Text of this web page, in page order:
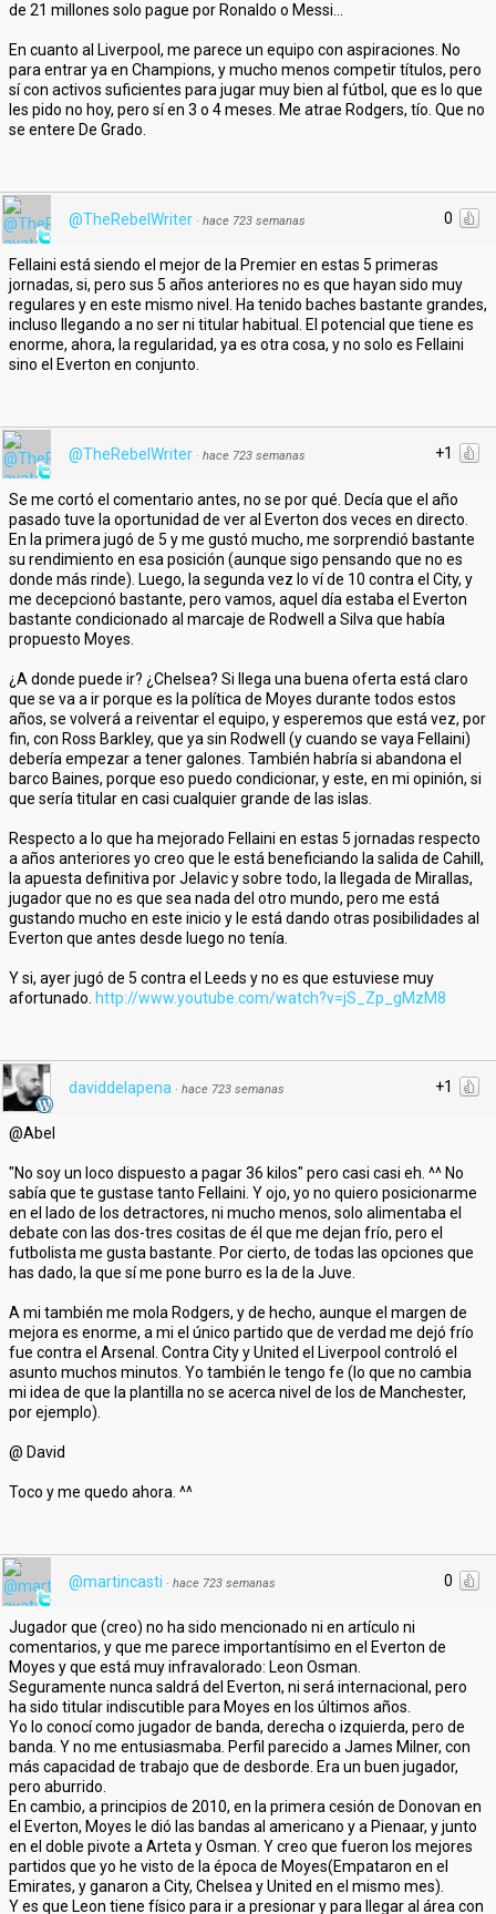
de 21 millones solo pague por Ronaldo o Messi...
En cuanto al Liverpool, me parece un equipo con aspiraciones. No
para entrar ya en Champions, y mucho menos competir títulos, pero
sí con activos suficientes para jugar muy bien al fútbol, que es lo que
les pido no hoy, pero sí en 3 o 4 meses. Me atrae Rodgers, tío. Que no
se entere De Grado.
0
@TheRebelWriter · hace 723 semanas
Fellaini está siendo el mejor de la Premier en estas 5 primeras
jornadas, si, pero sus 5 años anteriores no es que hayan sido muy
regulares y en este mismo nivel. Ha tenido baches bastante grandes,
incluso llegando a no ser ni titular habitual. El potencial que tiene es
enorme, ahora, la regularidad, ya es otra cosa, y no solo es Fellaini
sino el Everton en conjunto.
+1
@TheRebelWriter · hace 723 semanas
Se me cortó el comentario antes, no se por qué. Decía que el año
pasado tuve la oportunidad de ver al Everton dos veces en directo.
En la primera jugó de 5 y me gustó mucho, me sorprendió bastante
su rendimiento en esa posición (aunque sigo pensando que no es
donde más rinde). Luego, la segunda vez lo ví de 10 contra el City, y
me decepcionó bastante, pero vamos, aquel día estaba el Everton
bastante condicionado al marcaje de Rodwell a Silva que había
propuesto Moyes.
¿A donde puede ir? ¿Chelsea? Si llega una buena oferta está claro
que se va a ir porque es la política de Moyes durante todos estos
años, se volverá a reiventar el equipo, y esperemos que está vez, por
fin, con Ross Barkley, que ya sin Rodwell (y cuando se vaya Fellaini)
debería empezar a tener galones. También habría si abandona el
barco Baines, porque eso puedo condicionar, y este, en mi opinión, si
que sería titular en casi cualquier grande de las islas.
Respecto a lo que ha mejorado Fellaini en estas 5 jornadas respecto
a años anteriores yo creo que le está beneficiando la salida de Cahill,
la apuesta definitiva por Jelavic y sobre todo, la llegada de Mirallas,
jugador que no es que sea nada del otro mundo, pero me está
gustando mucho en este inicio y le está dando otras posibilidades al
Everton que antes desde luego no tenía.
Y si, ayer jugó de 5 contra el Leeds y no es que estuviese muy
afortunado. http://www.youtube.com/watch?v=jS_Zp_gMzM8
+1
daviddelapena · hace 723 semanas
@Abel
"No soy un loco dispuesto a pagar 36 kilos" pero casi casi eh. ^^ No
sabía que te gustase tanto Fellaini. Y ojo, yo no quiero posicionarme
en el lado de los detractores, ni mucho menos, solo alimentaba el
debate con las dos-tres cositas de él que me dejan frío, pero el
futbolista me gusta bastante. Por cierto, de todas las opciones que
has dado, la que sí me pone burro es la de la Juve.
A mi también me mola Rodgers, y de hecho, aunque el margen de
mejora es enorme, a mi el único partido que de verdad me dejó frío
fue contra el Arsenal. Contra City y United el Liverpool controló el
asunto muchos minutos. Yo también le tengo fe (lo que no cambia
mi idea de que la plantilla no se acerca nivel de los de Manchester,
por ejemplo).
@ David
Toco y me quedo ahora. ^^
0
@martincasti · hace 723 semanas
Jugador que (creo) no ha sido mencionado ni en artículo ni
comentarios, y que me parece importantísimo en el Everton de
Moyes y que está muy infravalorado: Leon Osman.
Seguramente nunca saldrá del Everton, ni será internacional, pero
ha sido titular indiscutible para Moyes en los últimos años.
Yo lo conocí como jugador de banda, derecha o izquierda, pero de
banda. Y no me entusiasmaba. Perfil parecido a James Milner, con
más capacidad de trabajo que de desborde. Era un buen jugador,
pero aburrido.
En cambio, a principios de 2010, en la primera cesión de Donovan en
el Everton, Moyes le dió las bandas al americano y a Pienaar, y junto
en el doble pivote a Arteta y Osman. Y creo que fueron los mejores
partidos que yo he visto de la época de Moyes(Empataron en el
Emirates, y ganaron a City, Chelsea y United en el mismo mes).
Y es que Leon tiene físico para ir a presionar y para llegar al área con